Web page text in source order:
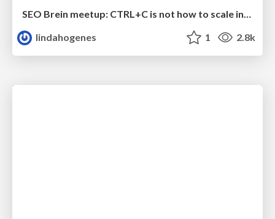
SEO Brein meetup: CTRL+C is not how to scale international SEO
lindahogenes
1 2.8k